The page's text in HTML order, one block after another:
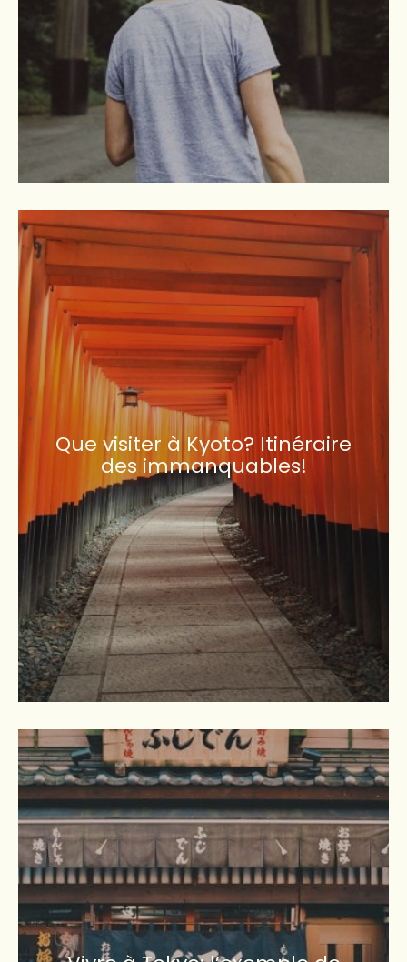
Que visiter à Kyoto? Itinéraire
des immanquables!